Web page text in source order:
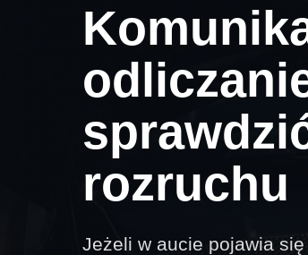
rozruchu
Jeżeli w aucie pojawia